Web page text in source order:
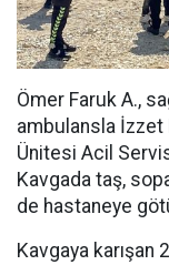
Ömer Faruk A.,
ambulansla
Ünitesi Acil
Kavgada taş,
de hastaneye
Kavgaya karışan